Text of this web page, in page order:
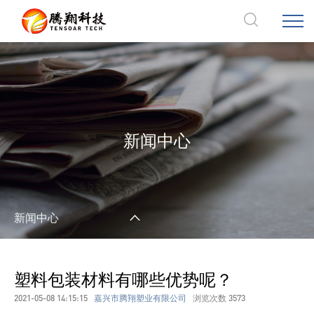
新闻中心
新闻中心
塑料包装材料有哪些优势呢？
2021-05-08 14:15:15 嘉兴市腾翔塑业有限公司 浏览次数 3573